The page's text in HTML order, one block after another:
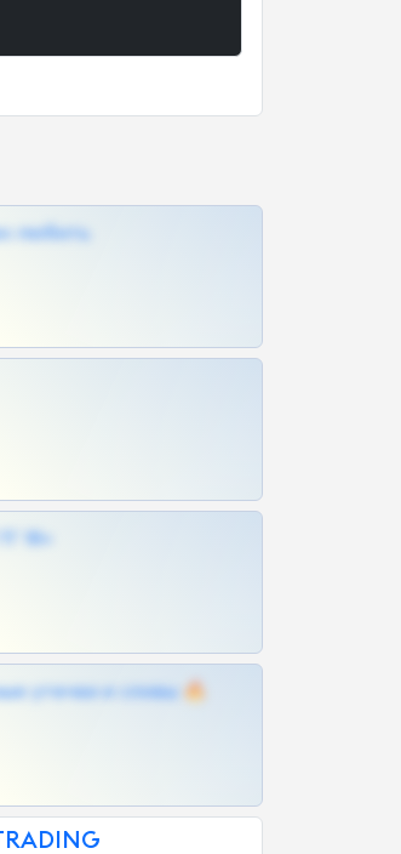
любить
18+
утечки и сливы 🔥